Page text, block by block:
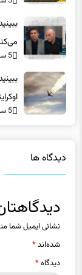
5 سال پیش
5 سال پیش
دیدگاه ها
نشانی ایمیل شما
شده‌اند*
دیدگاه*